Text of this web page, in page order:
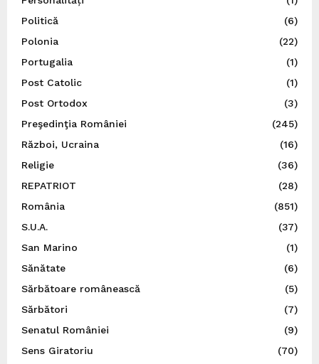
Politică
(6)
Polonia
(22)
Portugalia
(1)
Post Catolic
(1)
Post Ortodox
(3)
Preşedinţia României
(245)
Război, Ucraina
(16)
Religie
(36)
REPATRIOT
(28)
România
(851)
S.U.A.
(37)
San Marino
(1)
Sănătate
(6)
Sărbătoare românească
(5)
Sărbători
(7)
Senatul României
(9)
Sens Giratoriu
(70)